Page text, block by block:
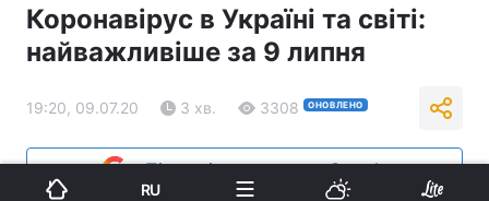
Коронавірус в Україні та світі:
найважливіше за 9 липня
19:20, 09.07.20 3 хв. 3308 ОНОВЛЕНО
Підпишіться на нас в Google
RU